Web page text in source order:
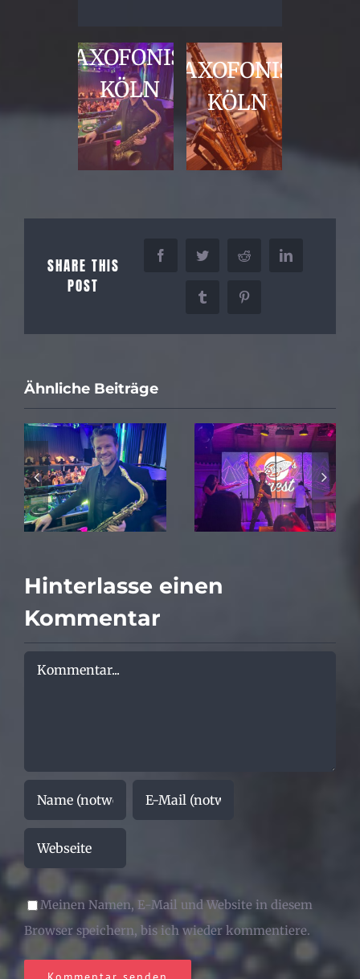
SAXOFONIST
KÖLN
SAXOFONIST
KÖLN
SHARE THIS
POST
FacebookTwitter Reddit LinkedIn
Tumblr Pinterest
Ähnliche Beiträge
Event-
Saxophonist
Köln
Saxophonist
Köln Hochzeit
Hinterlasse einen
Kommentar
Kommentar
Meinen Namen, E-Mail und Website in diesem
Browser speichern, bis ich wieder kommentiere.